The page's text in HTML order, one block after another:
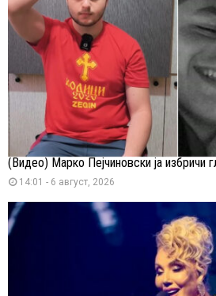
(Видео) Марко Пејчиновски ја избричи
14:01 - 6 август, 2026